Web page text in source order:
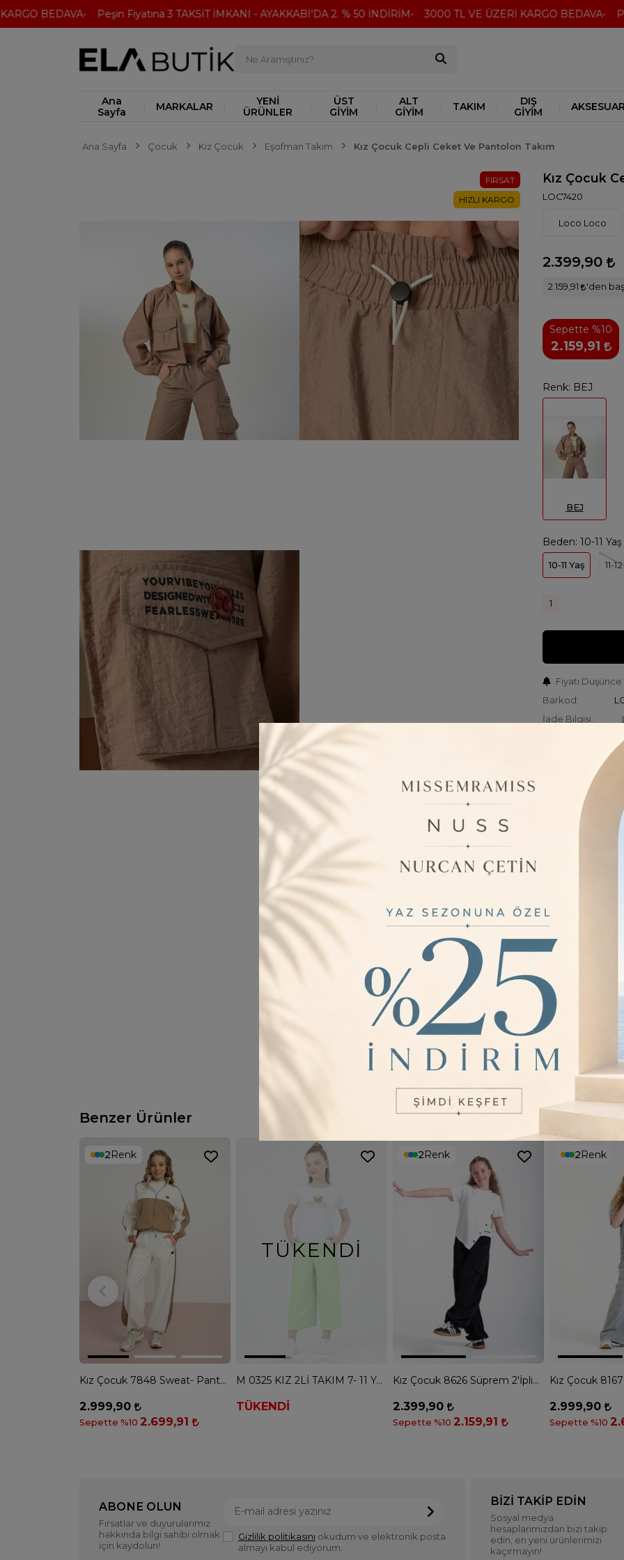
BEDAVA Peşin Fiyatına 3 TAKSİT İMKANI - AYAKKABI'DA 2. % 50 İNDİRİM 3000 TL VE ÜZERİ KARGO BEDAVA
Ana
Sayfa
MARKALAR
YENİ
ÜRÜNLER
ÜST
GİYİM
ALT
GİYİM
TAKIM
DIŞ
GİYİM
AKSESUAR
Ana Sayfa Çocuk Kız Çocuk Eşofman Takım Kız Çocuk Cepli Ceket Ve Pantolon Takım
FIRSAT
HIZLI KARGO
Kız Çocuk
LOC7420
Loco Loco
2.399,90
2.159,91 'den
Sepette %10
2.159,91
Renk: BEJ
BEJ
Beden: 10-11 Yaş
10-11 Yaş 11-
1
Fiyatı
Barkod:
İade Bilgisi:
ÜRÜN BILGISI
Standart
özgürlüğü
- Çift cepli
- Şeritli
-
- Geniş
- Relaxed
- Çocuklar
onların
YORUMLAR
Benzer Ürünler
2Renk
Kız Çocuk 7848 Sweat- Pantolon Takım - CAMEL
2.999,90
Sepette %10 2.699,91
TÜKENDI
M 0325 KIZ 2Lİ TAKIM 7- 11 Yaş - FISTIK YEŞİLİ
TÜKENDİ
2Renk
Kız Çocuk 8626 Süprem 2'İplik Pantolonlu Takım - EKRU SİYAH
2.399,90
Sepette %10 2.159,91
2Renk
2.999,90
Sepette %10
ABONE OLUN
Fırsatlar ve duyurularımız
hakkında bilgi sahibi olmak
için kaydolun!
Gizlilik politikasını okudum ve elektronik posta
almayı kabul ediyorum.
BIZI TAKIP EDIN
Sosyal medya
hesaplarımızdan bizi takip
edin, en yeni ürünlerimizi
kaçırmayın!